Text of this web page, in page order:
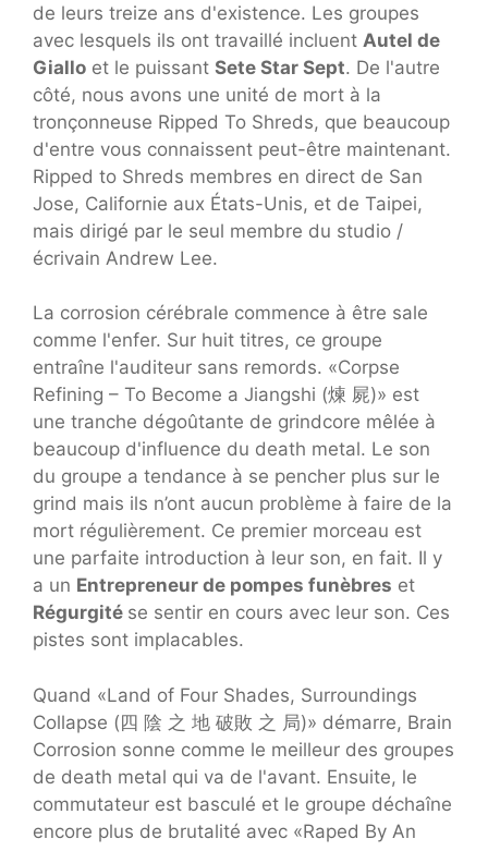
de leurs treize ans d'existence. Les groupes
avec lesquels ils ont travaillé incluent Autel de
Giallo et le puissant Sete Star Sept. De l'autre
côté, nous avons une unité de mort à la
tronçonneuse Ripped To Shreds, que beaucoup
d'entre vous connaissent peut-être maintenant.
Ripped to Shreds membres en direct de San
Jose, Californie aux États-Unis, et de Taipei,
mais dirigé par le seul membre du studio /
écrivain Andrew Lee.
La corrosion cérébrale commence à être sale
comme l'enfer. Sur huit titres, ce groupe
entraîne l'auditeur sans remords. «Corpse
Refining – To Become a Jiangshi (煉 屍)» est
une tranche dégoûtante de grindcore mêlée à
beaucoup d'influence du death metal. Le son
du groupe a tendance à se pencher plus sur le
grind mais ils n’ont aucun problème à faire de la
mort régulièrement. Ce premier morceau est
une parfaite introduction à leur son, en fait. Il y
a un Entrepreneur de pompes funèbres et
Régurgité se sentir en cours avec leur son. Ces
pistes sont implacables.
Quand «Land of Four Shades, Surroundings
Collapse (四 陰 之 地 破敗 之 局)» démarre, Brain
Corrosion sonne comme le meilleur des groupes
de death metal qui va de l'avant. Ensuite, le
commutateur est basculé et le groupe déchaîne
encore plus de brutalité avec «Raped By An